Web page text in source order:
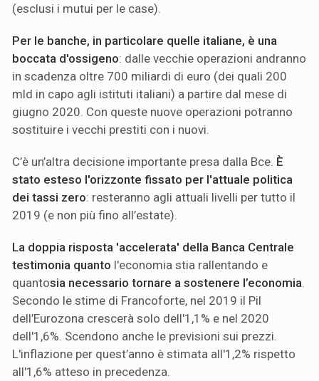
(esclusi i mutui per le case).
Per le banche, in particolare quelle italiane, è una
boccata d'ossigeno: dalle vecchie operazioni andranno
in scadenza oltre 700 miliardi di euro (dei quali 200
mld in capo agli istituti italiani) a partire dal mese di
giugno 2020. Con queste nuove operazioni potranno
sostituire i vecchi prestiti con i nuovi.
C’è un’altra decisione importante presa dalla Bce. È
stato esteso l'orizzonte fissato per l'attuale politica
dei tassi zero: resteranno agli attuali livelli per tutto il
2019 (e non più fino all’estate).
La doppia risposta 'accelerata' della Banca Centrale
testimonia quanto l'economia stia rallentando e
quantosia necessario tornare a sostenere l’economia
Secondo le stime di Francoforte, nel 2019 il Pil
dell’Eurozona crescerà solo dell'1,1% e nel 2020
dell'1,6%. Scendono anche le previsioni sui prezzi.
L'inflazione per quest’anno è stimata all'1,2% rispetto
all'1,6% atteso in precedenza.